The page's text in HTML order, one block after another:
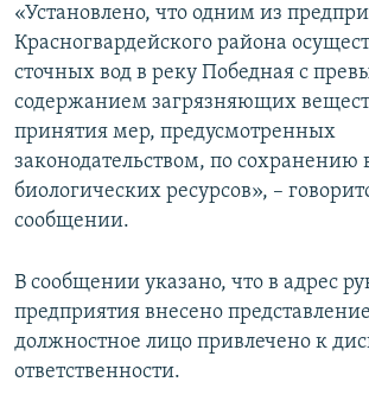
ПОБЕДИТЕЛЕЙ НЕ СУДЯТ?
КРЫМ.НЕПОКОРЕННЫЙ
УКРАИНСКАЯ ПРОБЛЕМА КРЫМА
ПРИСОЕДИНЯЙТЕСЬ!
Все сайты RFE/RL
«Установлено, что одним из
Красногвардейского района
сточных вод в реку Победная с
содержанием загрязняющих
принятия мер, предусмотренных
законодательством, по сохранению
биологических ресурсов», –
сообщении.
В сообщении указано, что в адрес
предприятия внесено
должностное лицо привлечено к
ответственности.